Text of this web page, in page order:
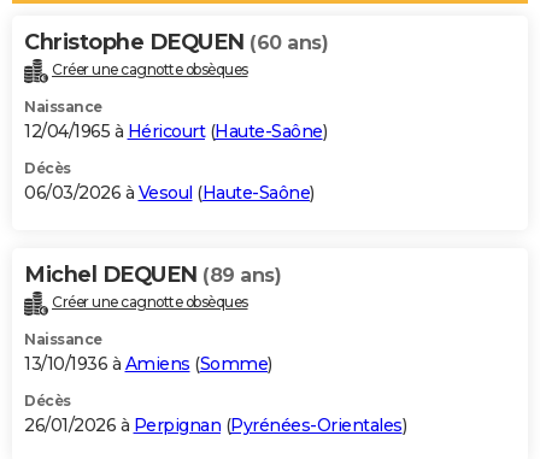
Alimentation
Guide de la santé
Maladies
Médicaments
Sommeil
VOYAGE
Destinations
City break
Voyage nature
Voyage de noces
Forum
Climat
+PHOTO
GUIDES D'ACHAT
BONS PLANS
Carte de Noël
Carte Bonne année
Carte Saint-Valentin
Carte Pâques
Carte d'anniversaire
DICTIONNAIRE
Dictionnaire
Biographies
Citations
Expressions
Proverbes
PROGRAMME TV
S'inscrire
Se connecter
Lycées
Collèges
Primaires
Universités
Entreprises
Service militaire
Avis de recherche
AVIS DE DÉCÈS
Christophe DEQUEN (60 ans)
Créer une cagnotte obsèques
Naissance
12/04/1965 à Héricourt(Haute-Saône)
Décès
06/03/2026 à Vesoul (Haute-Saône)
Michel DEQUEN (89 ans)
Créer une cagnotte obsèques
Naissance
13/10/1936 à Amiens (Somme)
Décès
26/01/2026 à Perpignan (Pyrénées-Orientales)